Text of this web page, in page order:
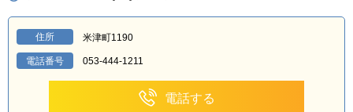
住所 米津町1190
電話番号 053-444-1211
電話する